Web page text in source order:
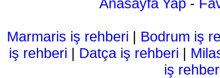
Marmaris iş rehberi | Bodrum iş
iş rehberi | Datça iş rehberi |
iş